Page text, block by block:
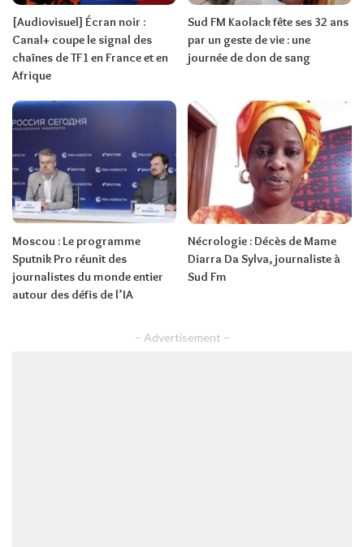
[Audiovisuel] Écran noir :
Canal+ coupe le signal des
chaînes de TF1 en France et en
Afrique
Sud FM Kaolack fête ses 32 ans
par un geste de vie : une
journée de don de sang
Moscou : Le programme
Sputnik Pro réunit des
journalistes du monde entier
autour des défis de l’IA
Nécrologie : Décès de Mame
Diarra Da Sylva, journaliste à
Sud Fm
– Advertisement –